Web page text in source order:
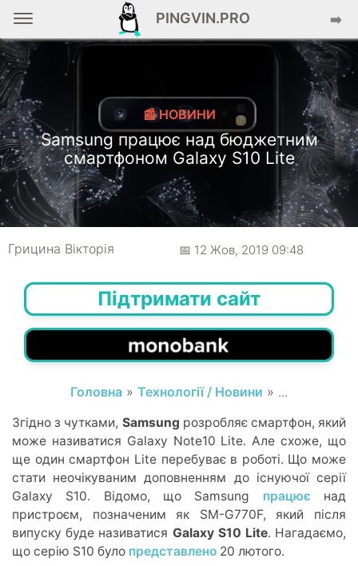
PINGVIN.PRO ➡️
📰 НОВИНИ
Samsung працює над бюджетним
смартфоном Galaxy S10 Lite
Грицина Вікторія 📅 12 Жов, 2019 09:48
Підтримати сайт
Головна » Технології / Новини » ...
Згідно з чутками, Samsung розробляє смартфон, який
може називатися Galaxy Note10 Lite. Але схоже, що
ще один смартфон Lite перебуває в роботі. Що може
стати неочікуваним доповненням до існуючої серії
Galaxy S10. Відомо, що Samsung працює над
пристроєм, позначеним як SM-G770F, який після
випуску буде називатися Galaxy S10 Lite. Нагадаємо,
що серію S10 було представлено 20 лютого.